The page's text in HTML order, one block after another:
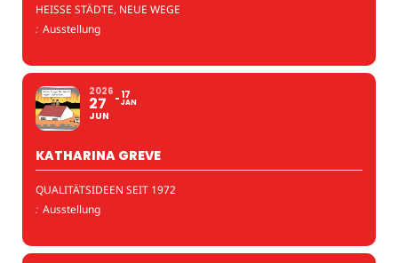
HEISSE STÄDTE, NEUE WEGE
: Ausstellung
2026
27
JUN
17
JAN
KATHARINA GREVE
QUALITÄTSIDEEN SEIT 1972
: Ausstellung